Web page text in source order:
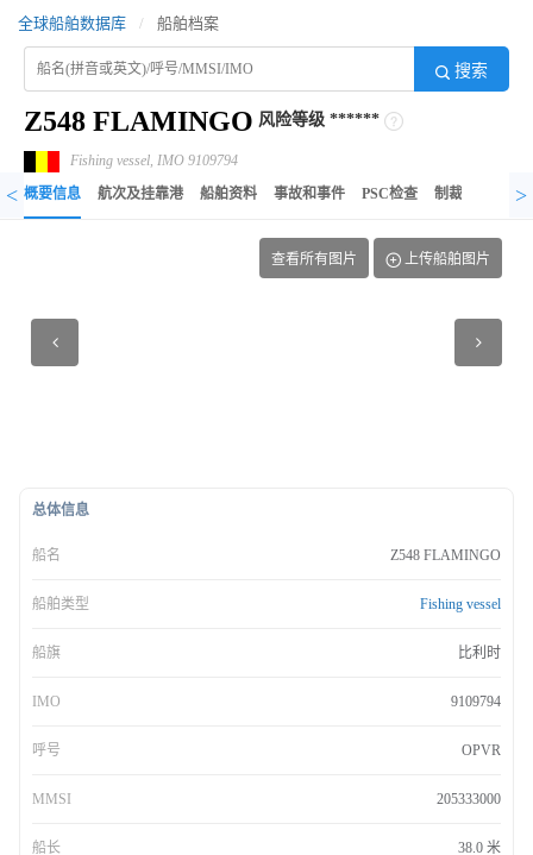
全球船舶数据库 / 船舶档案
搜索
Z548 FLAMINGO 风险等级 ******
Fishing vessel, IMO 9109794
< 概要信息 航次及挂靠港 船舶资料 事故和事件 PSC检查 制裁记录 异
>
总体信息
船名 Z548 FLAMINGO
船舶类型 Fishing vessel
船旗 比利时
IMO 9109794
呼号 OPVR
MMSI 205333000
船长 38.0 米
查看所有图片 上传船舶图片